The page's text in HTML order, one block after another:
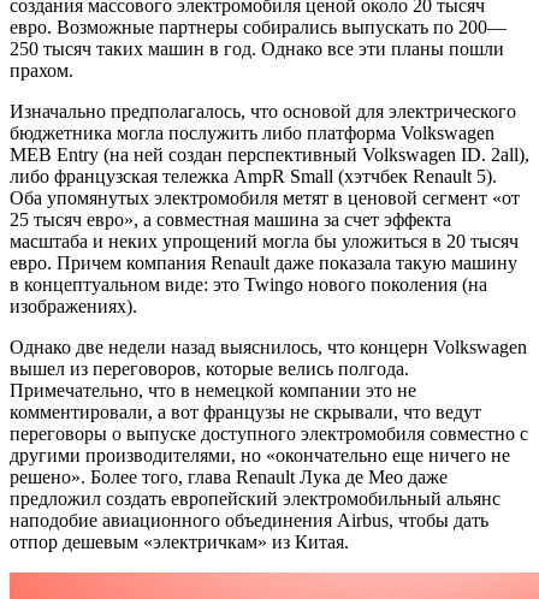
создания массового электромобиля ценой около 20 тысяч
евро. Возможные партнеры собирались выпускать по 200—
250 тысяч таких машин в год. Однако все эти планы пошли
прахом.
Изначально предполагалось, что основой для электрического
бюджетника могла послужить либо платформа Volkswagen
MEB Entry (на ней создан перспективный Volkswagen ID. 2all),
либо французская тележка AmpR Small (хэтчбек Renault 5).
Оба упомянутых электромобиля метят в ценовой сегмент «от
25 тысяч евро», а совместная машина за счет эффекта
масштаба и неких упрощений могла бы уложиться в 20 тысяч
евро. Причем компания Renault даже показала такую машину
в концептуальном виде: это Twingo нового поколения (на
изображениях).
Однако две недели назад выяснилось, что концерн Volkswagen
вышел из переговоров, которые велись полгода.
Примечательно, что в немецкой компании это не
комментировали, а вот французы не скрывали, что ведут
переговоры о выпуске доступного электромобиля совместно с
другими производителями, но «окончательно еще ничего не
решено». Более того, глава Renault Лука де Мео даже
предложил создать европейский электромобильный альянс
наподобие авиационного объединения Airbus, чтобы дать
отпор дешевым «электричкам» из Китая.